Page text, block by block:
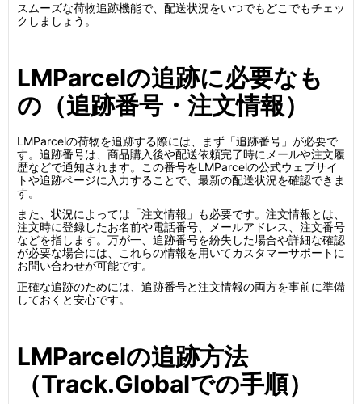
スムーズな荷物追跡機能で、配送状況をいつでもどこでもチェッ
クしましょう。
LMParcelの追跡に必要なも
の（追跡番号・注文情報）
LMParcelの荷物を追跡する際には、まず「追跡番号」が必要で
す。追跡番号は、商品購入後や配送依頼完了時にメールや注文履
歴などで通知されます。この番号をLMParcelの公式ウェブサイ
トや追跡ページに入力することで、最新の配送状況を確認できま
す。
また、状況によっては「注文情報」も必要です。注文情報とは、
注文時に登録したお名前や電話番号、メールアドレス、注文番号
などを指します。万が一、追跡番号を紛失した場合や詳細な確認
が必要な場合には、これらの情報を用いてカスタマーサポートに
お問い合わせが可能です。
正確な追跡のためには、追跡番号と注文情報の両方を事前に準備
しておくと安心です。
LMParcelの追跡方法
（Track.Globalでの手順）